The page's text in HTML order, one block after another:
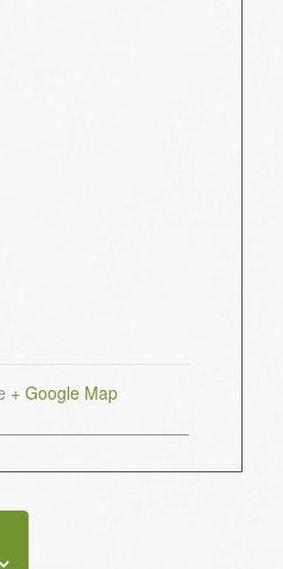
+ Google Map